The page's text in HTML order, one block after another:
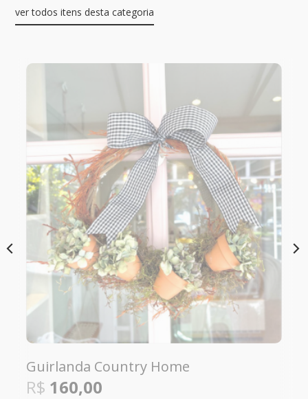
ver todos itens desta categoria
Mini Buquê Silvestre Desidratado
R$120,00